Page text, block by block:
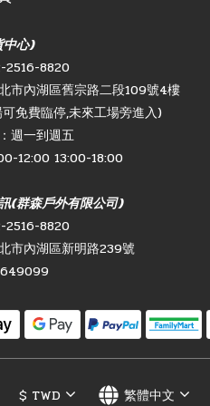
中心)
2516-8820
市內湖區舊宗路二段109號4樓
免費臨停,未來工場旁進入)
週一到週五
12:00 13:00-18:00
(群森戶外有限公司)
2516-8820
市內湖區新明路239號
$ TWD 繁體中文